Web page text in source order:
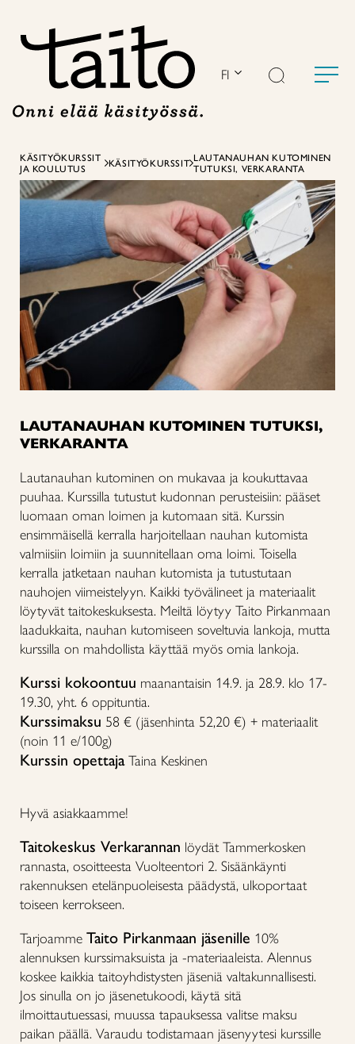
FI
KÄSITYÖKURSSIT
JA KOULUTUS
KÄSITYÖKURSSIT LAUTANAUHAN KUTOMINEN
TUTUKSI, VERKARANTA
LAUTANAUHAN KUTOMINEN TUTUKSI,
VERKARANTA
Lautanauhan kutominen on mukavaa ja koukuttavaa
puuhaa. Kurssilla tutustut kudonnan perusteisiin: pääset
luomaan oman loimen ja kutomaan sitä. Kurssin
ensimmäisellä kerralla harjoitellaan nauhan kutomista
valmiisiin loimiin ja suunnitellaan oma loimi. Toisella
kerralla jatketaan nauhan kutomista ja tutustutaan
nauhojen viimeistelyyn. Kaikki työvälineet ja materiaalit
löytyvät taitokeskuksesta. Meiltä löytyy Taito Pirkanmaan
laadukkaita, nauhan kutomiseen soveltuvia lankoja, mutta
kurssilla on mahdollista käyttää myös omia lankoja.
Kurssi kokoontuu maanantaisin 14.9. ja 28.9. klo 17-
19.30, yht. 6 oppituntia.
Kurssimaksu 58 € (jäsenhinta 52,20 €) + materiaalit
(noin 11 e/100g)
Kurssin opettajaTaina Keskinen
Hyvä asiakkaamme!
Taitokeskus Verkarannan löydät Tammerkosken
rannasta, osoitteesta Vuolteentori 2. Sisäänkäynti
rakennuksen etelänpuoleisesta päädystä, ulkoportaat
toiseen kerrokseen.
Tarjoamme Taito Pirkanmaan jäsenille 10%
alennuksen kurssimaksuista ja -materiaaleista. Alennus
koskee kaikkia taitoyhdistysten jäseniä valtakunnallisesti.
Jos sinulla on jo jäsenetukoodi, käytä sitä
ilmoittautuessasi, muussa tapauksessa valitse maksu
paikan päällä. Varaudu todistamaan jäsenyytesi kurssille